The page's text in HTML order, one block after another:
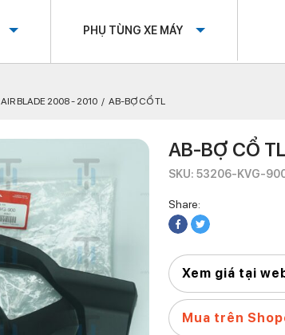
PHỤ TÙNG XE MÁY
AIR BLADE 2008 - 2010 AB-BỢ CỔ TL
AB-BỢ CỔ TL
SKU: 53206-KVG-
Share:
Xem giá tại
Mua trên